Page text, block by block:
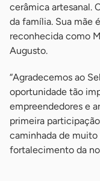
cerâmica artesanal.
da família. Sua mãe
reconhecida como
Augusto.
“Agradecemos ao
oportunidade tão
empreendedores e
primeira
caminhada de muito
fortalecimento da